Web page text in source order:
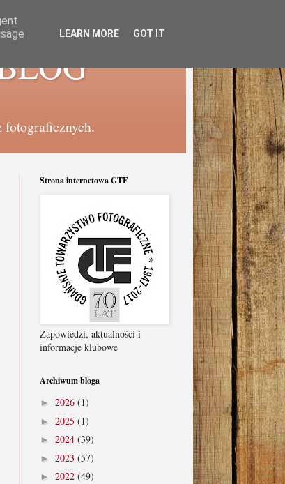
fotograficznych.
Strona internetowa GTF
Zapowiedzi, aktualności i
informacje klubowe
Archiwum bloga
► 2026 (1)
► 2025 (1)
► 2024 (39)
► 2023 (57)
► 2022 (49)
LEARN MORE GOT IT